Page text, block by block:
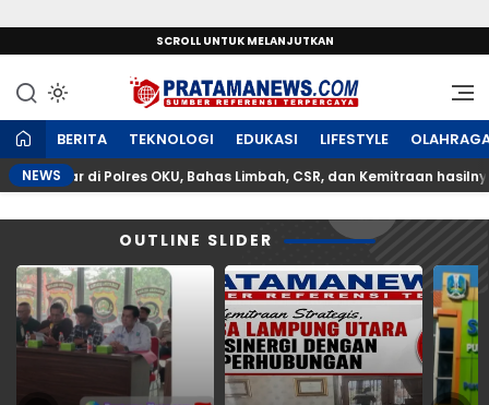
SCROLL UNTUK MELANJUTKAN
PratamaNews.com
Sumber Referensi Terpercaya
BERITA TEKNOLOGI EDUKASI LIFESTYLE
NEWSdi Polres OKU, Bahas Limbah, CSR, dan Kemitraan hasilnya NOL
OUTLINE SLIDER